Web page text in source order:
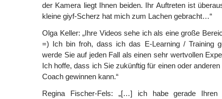
der Kamera liegt Ihnen beiden. Ihr Auftreten ist
kleine giyf-Scherz hat mich zum Lachen gebracht…“
Olga Keller: „Ihre Videos sehe ich als eine große
=) Ich bin froh, dass ich das E-Learning / Training
werde Sie auf jeden Fall als einen sehr wertvollen
Ich hoffe, dass ich Sie zukünftig für einen oder
Coach gewinnen kann.“
Regina Fischer-Fels: „[…] ich habe gerade